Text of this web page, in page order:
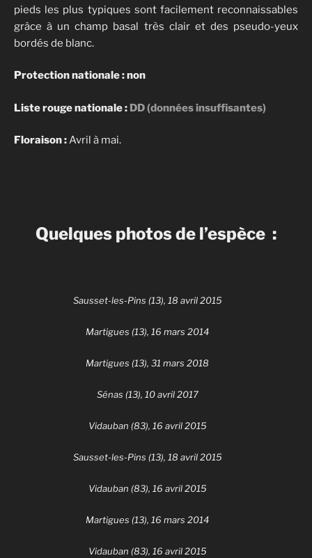
pieds les plus typiques sont facilement reconnaissables
grâce à un champ basal très clair et des pseudo-yeux
bordés de blanc.
Protection nationale : non
Liste rouge nationale : DD (données insuffisantes)
Floraison :Avril à mai.
Quelques photos de l’espèce :
Sausset-les-Pins (13), 18 avril 2015
Martigues (13), 16 mars 2014
Martigues (13), 31 mars 2018
Sénas (13), 10 avril 2017
Vidauban (83), 16 avril 2015
Sausset-les-Pins (13), 18 avril 2015
Vidauban (83), 16 avril 2015
Martigues (13), 16 mars 2014
Vidauban (83), 16 avril 2015